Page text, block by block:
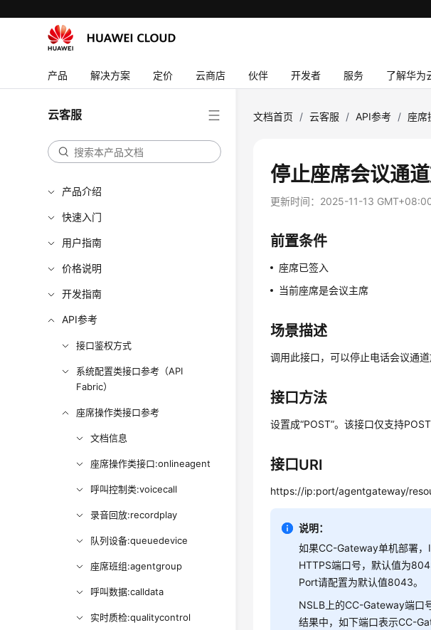
产品 解决方案 定价 云商店 伙伴 开发者 服务 了解华为
云客服
产品介绍
快速入门
用户指南
价格说明
开发指南
API参考
接口鉴权方式
系统配置类接口参考（API
Fabric）
座席操作类接口参考
文档信息
座席操作类接口:onlineagent
呼叫控制类:voicecall
录音回放:recordplay
队列设备:queuedevice
座席班组:agentgroup
呼叫数据:calldata
实时质检:qualitycontrol
文档首页 / 云客服 / API参考 / 座席
停止座席会议通
更新时间： 2025-11-13
前置条件
座席已签入
当前座席是会议主席
场景描述
调用此接口，可以停止电话会议通
接口方法
设置成“POST”。该接口仅支持
接口URI
https://ip:port/agentgateway/
说明：
如果CC-Gateway单机部署
HTTPS端口号，默认值为
Port请配置为默认值8043。
NSLB上的CC-Gateway端口
结果中，如下端口表示CC-